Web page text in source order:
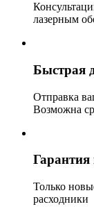
лазерным
Быстрая
Отправка
Возможна
Гарантия
Только
расходники